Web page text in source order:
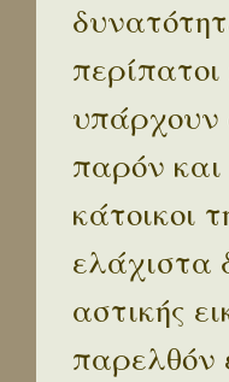
υπάρχουν
παρόν και
κάτοικοι
ελάχιστα
αστικής
παρελθόν